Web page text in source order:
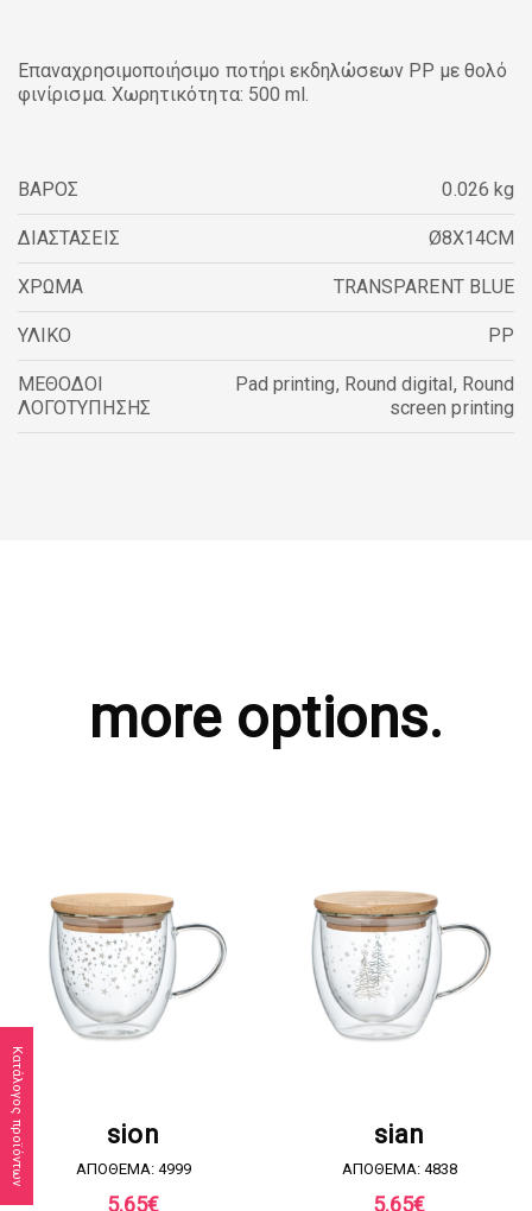
Κατάλογος προϊόντων
Επαναχρησιμοποιήσιμο ποτήρι εκδηλώσεων PP με θολό
φινίρισμα. Χωρητικότητα: 500 ml.
ΒΑΡΟΣ 0.026 kg
ΔΙΑΣΤΑΣΕΙΣ Ø8X14CM
ΧΡΩΜΑ TRANSPARENT BLUE
ΥΛΙΚΟ PP
ΜΕΘΟΔΟΙ
ΛΟΓΟΤΥΠΗΣΗΣ
Pad printing, Round digital, Round
screen printing
more options.
sion
ΑΠΟΘΕΜΑ: 4999
5.65€
sian
ΑΠΟΘΕΜΑ: 4838
5.65€